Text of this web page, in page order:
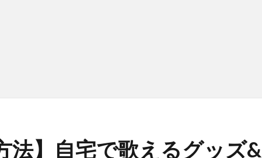
法】自宅で歌えるグッズ&